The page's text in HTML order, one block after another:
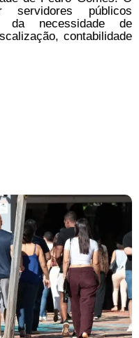
servidores públicos
necessidade de
contabilidade